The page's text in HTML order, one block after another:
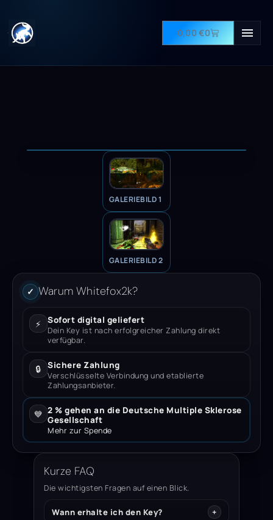
0,00€0
GALERIEBILD 1
GALERIEBILD 2
✓ Warum Whitefox2k?
⚡ Sofort digital geliefert
Dein Key ist nach erfolgreicher Zahlung direkt
verfügbar.
🔒 Sichere Zahlung
Verschlüsselte Verbindung und etablierte
Zahlungsanbieter.
💙 2 % gehen an die Deutsche Multiple Sklerose
Gesellschaft
Mehr zur Spende
Kurze FAQ
Die wichtigsten Fragen auf einen Blick.
Wann erhalte ich den Key?